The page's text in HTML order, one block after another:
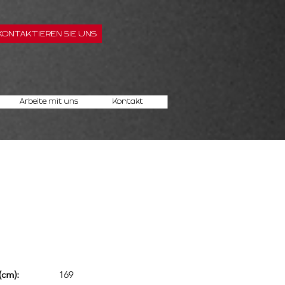
SIE UNS
Arbeite mit uns Kontakt
169